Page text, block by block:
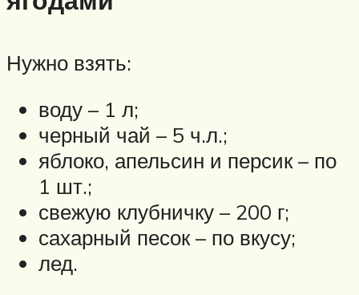
Нужно взять:
воду – 1 л;
черный чай – 5 ч.л.;
яблоко, апельсин и персик – по
1 шт.;
свежую клубничку – 200 г;
сахарный песок – по вкусу;
лед.